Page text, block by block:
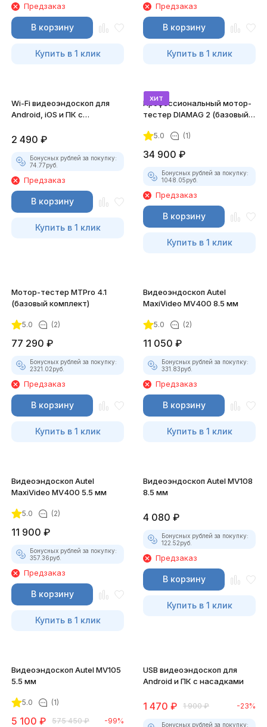
Предзаказ
В корзину
Купить в 1 клик
Предзаказ
В корзину
Купить в 1 клик
Wi-Fi видеоэндоскоп для
Android, iOS и ПК с
2 490 ₽
Бонусных рублей за покупку:
74.77руб.
Предзаказ
В корзину
Купить в 1 клик
хит
Профессиональный мотор-
тестер DIAMAG 2 (базовый
5.0 (1)
34 900 ₽
Бонусных рублей за покупку:
1048.05руб.
Предзаказ
В корзину
Купить в 1 клик
Мотор-тестер MTPro 4.1
(базовый комплект)
5.0 (2)
77 290 ₽
Бонусных рублей за покупку:
2321.02руб.
Предзаказ
В корзину
Купить в 1 клик
Видеоэндоскоп Autel
MaxiVideo MV400 8.5 мм
5.0 (2)
11 050 ₽
Бонусных рублей за покупку:
331.83руб.
Предзаказ
В корзину
Купить в 1 клик
Видеоэндоскоп Autel
MaxiVideo MV400 5.5 мм
5.0 (2)
11 900 ₽
Бонусных рублей за покупку:
357.36руб.
Предзаказ
В корзину
Купить в 1 клик
Видеоэндоскоп Autel MV108
8.5 мм
4 080 ₽
Бонусных рублей за покупку:
122.52руб.
Предзаказ
В корзину
Купить в 1 клик
Видеоэндоскоп Autel MV105
5.5 мм
5.0 (1)
5 100 ₽ 575 450 ₽ -99%
USB видеоэндоскоп для
Android и ПК с насадками
1 470 ₽ 1 900 ₽ -23%
Бонусных рублей за покупку: